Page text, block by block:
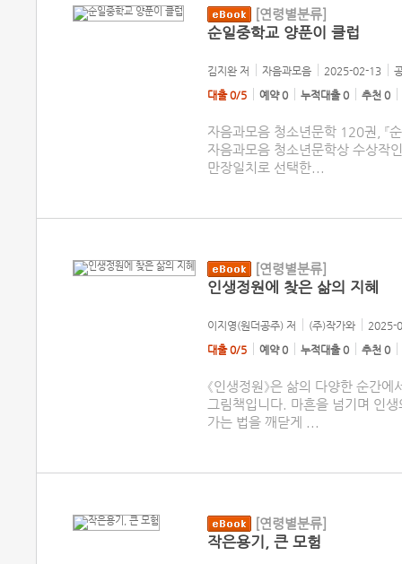
[연령별분류]
순일중학교 양푼이 클럽
김지완 저 자음과모음 2025-02-13
대출 0/5
예약 0 누적대출 0 추천 0
자음과모음 청소년문학 120권, 『
자음과모음 청소년문학상 수상작
만장일치로 선택한
[연령별분류]
인생정원에 찾은 삶의 지혜
이지영(원더공주) 저 (주)작가와
2025-
대출 0/5
예약 0 누적대출 0 추천 0
《인생정원》은 삶의 다양한 순간
그림책입니다. 마흔을 넘기며 인
가는 법을 깨닫게
[연령별분류]
작은용기, 큰 모험